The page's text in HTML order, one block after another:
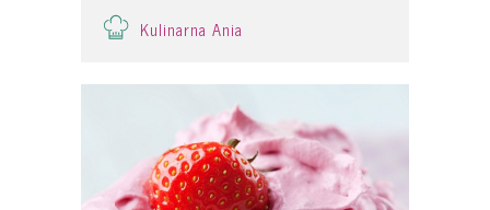
Kulinarna Ania